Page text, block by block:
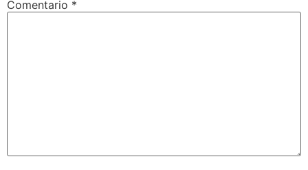
Comentario *